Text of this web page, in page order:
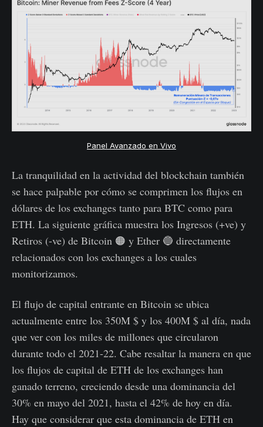
Panel Avanzado en Vivo
La tranquilidad en la actividad del blockchain también
se hace palpable por cómo se comprimen los flujos en
dólares de los exchanges tanto para BTC como para
ETH. La siguiente gráfica muestra los Ingresos (+ve) y
Retiros (-ve) de Bitcoin 🟠 y Ether 🔵 directamente
relacionados con los exchanges a los cuales
monitorizamos.
El flujo de capital entrante en Bitcoin se ubica
actualmente entre los 350M $ y los 400M $ al día, nada
que ver con los miles de millones que circularon
durante todo el 2021-22. Cabe resaltar la manera en que
los flujos de capital de ETH de los exchanges han
ganado terreno, creciendo desde una dominancia del
30% en mayo del 2021, hasta el 42% de hoy en día.
Hay que considerar que esta dominancia de ETH en